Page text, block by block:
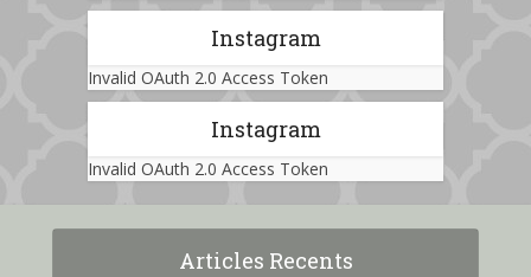
Instagram
Invalid OAuth 2.0 Access Token
Instagram
Invalid OAuth 2.0 Access Token
Articles Recents